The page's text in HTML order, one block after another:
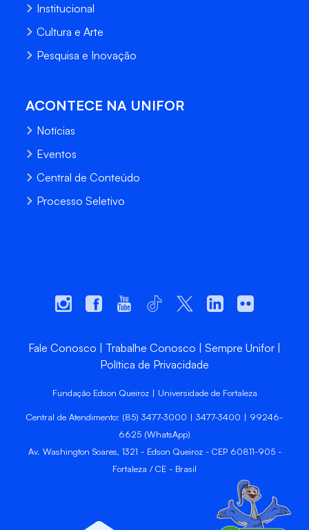
Institucional
Cultura e Arte
Pesquisa e Inovação
ACONTECE NA UNIFOR
Notícias
Eventos
Central de Conteúdo
Processo Seletivo
Fale Conosco Trabalhe Conosco
Sempre Unifor
Política de Privacidade
Fundação Edson Queiroz | Universidade de Fortaleza
Central de Atendimento: (85) 3477-3000 | 3477-3400 | 99246-
6625 (WhatsApp)
Av. Washington Soares, 1321 - Edson Queiroz - CEP 60811-905 -
Fortaleza / CE - Brasil